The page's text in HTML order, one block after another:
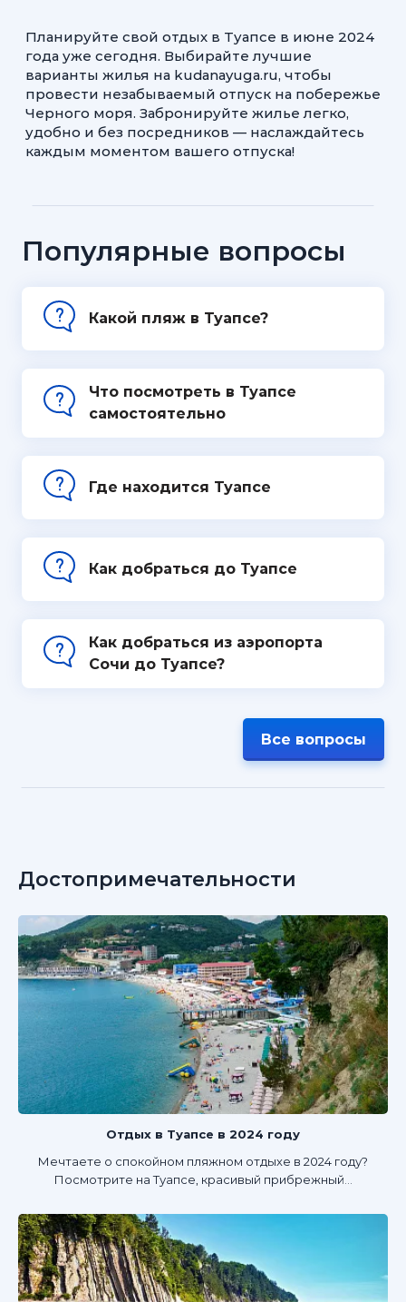
Планируйте свой отдых в Туапсе в июне 2024
года уже сегодня. Выбирайте лучшие
варианты жилья на kudanayuga.ru, чтобы
провести незабываемый отпуск на побережье
Черного моря. Забронируйте жилье легко,
удобно и без посредников — наслаждайтесь
каждым моментом вашего отпуска!
Популярные вопросы
Какой пляж в Туапсе?
Что посмотреть в Туапсе
самостоятельно
Где находится Туапсе
Как добраться до Туапсе
Как добраться из аэропорта
Сочи до Туапсе?
Все вопросы
Достопримечательности
Отдых в Туапсе в 2024 году
Мечтаете о спокойном пляжном отдыхе в 2024 году?
Посмотрите на Туапсе, красивый прибрежный...